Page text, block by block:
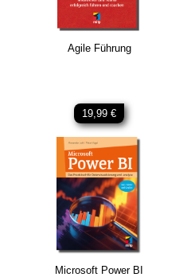
Agile Führung
19,99 €
Microsoft Power BI